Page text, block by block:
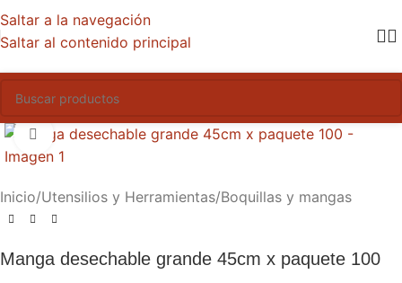
Saltar a la navegación
Saltar al contenido principal
Haga clic para ampliar
Inicio/Utensilios y Herramientas/Boquillas y mangas
Manga desechable grande 45cm x paquete 100